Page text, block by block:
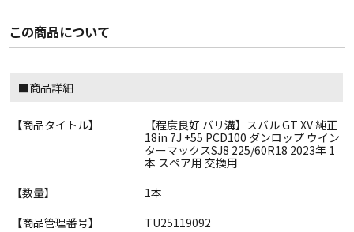
この商品について
■商品詳細
【商品タイトル】
【程度良好 バリ溝】スバル GT XV 純正
18in 7J +55 PCD100 ダンロップ ウイン
ターマックスSJ8 225/60R18 2023年 1
本 スペア用 交換用
【数量】
1本
【商品管理番号】
TU25119092